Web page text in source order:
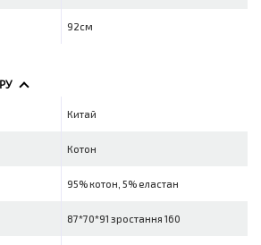
92см
Китай
Котон
95% котон, 5% еластан
87*70*91 зростання 160